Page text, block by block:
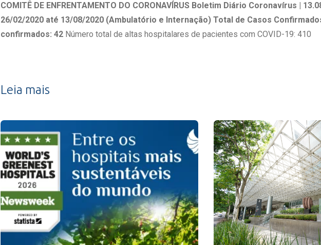
Estrutura de Gestão
Exames - Portal Médico
Quem Somos
Responsabilidade Ambiental
COMITÊ DE ENFRENTAMENTO DO CORONAVÍRUS Boletim Diário Coronavírus |
26/02/2020 até 13/08/2020 (Ambulatório e Internação) Total de Casos
confirmados: 42 Número total de altas hospitalares de pacientes com COVID-19: 410
Leia mais